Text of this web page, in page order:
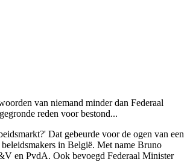
van niemand minder dan Federaal
reden voor bestond...
Dat gebeurde voor de ogen van een
in België. Met name Bruno
en PvdA. Ook bevoegd Federaal Minister